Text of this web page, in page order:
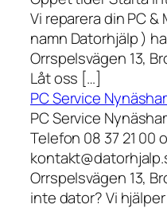
Vi reparera din PC
namn Datorhjälp )
Orrspelsvägen 13,
Låt oss […]
PC Service
PC Service
Telefon 08 37 21 00
Orrspelsvägen 13,
inte dator? Vi